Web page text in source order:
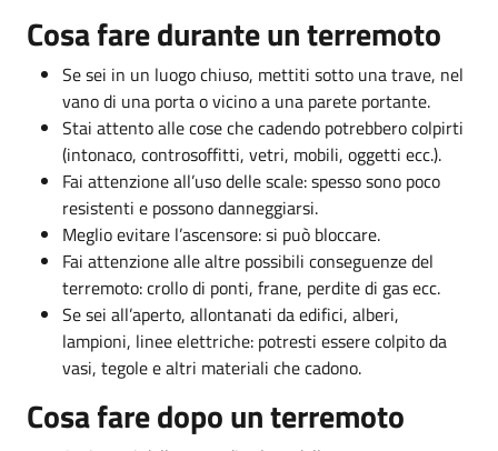
Cosa fare durante un terremoto
Se sei in un luogo chiuso, mettiti sotto una trave, nel
vano di una porta o vicino a una parete portante.
Stai attento alle cose che cadendo potrebbero colpirti
(intonaco, controsoffitti, vetri, mobili, oggetti ecc.).
Fai attenzione all’uso delle scale: spesso sono poco
resistenti e possono danneggiarsi.
Meglio evitare l’ascensore: si può bloccare.
Fai attenzione alle altre possibili conseguenze del
terremoto: crollo di ponti, frane, perdite di gas ecc.
Se sei all’aperto, allontanati da edifici, alberi,
lampioni, linee elettriche: potresti essere colpito da
vasi, tegole e altri materiali che cadono.
Cosa fare dopo un terremoto